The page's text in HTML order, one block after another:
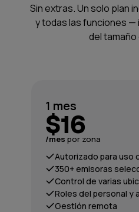
1 mes
$16
/mes por zona
Autorizado para uso
350+ emisoras
Control de varias
Roles del personal y
Gestión remota
Sin extras. Un solo plan
y todas las funciones
del tamaño